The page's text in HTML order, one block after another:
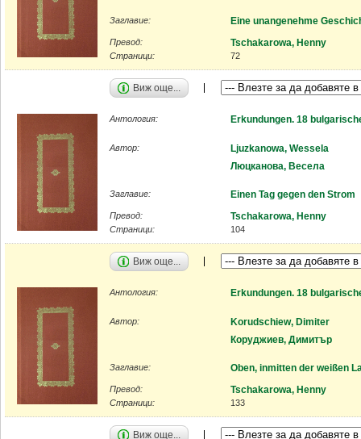
Заглавие: Eine unangenehme
Превод: Tschakarowa, Henny
Страници: 72
Виж още...
Антология: Erkundungen. 18
Автор:
Ljuzkanowa, Wessela
Люцканова, Весела
Заглавие: Einen Tag gegen den Strom
Превод: Tschakarowa, Henny
Страници: 104
Виж още...
Антология: Erkundungen. 18
Автор:
Korudschiew, Dimiter
Коруджиев, Димитър
Заглавие: Oben, inmitten der weißen
Превод: Tschakarowa, Henny
Страници: 133
Виж още...